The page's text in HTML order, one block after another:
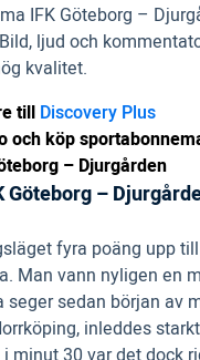
IFK Göteborg –
ljud och
kvalitet.
till Discovery Plus
och köp
– Djurgården
Göteborg –
fyra poäng upp
Man vann nyligen en
sedan början av
inleddes